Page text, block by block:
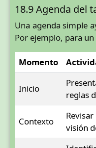
18.9 Agenda del
Una agenda simple
Por ejemplo, para
Momento
Inicio
reglas
Contexto
visión